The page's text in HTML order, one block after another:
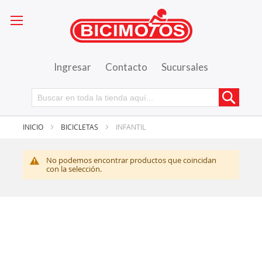
Ingresar Contacto Sucursales
INICIO BICICLETAS INFANTIL
No podemos encontrar productos que coincidan
con la selección.